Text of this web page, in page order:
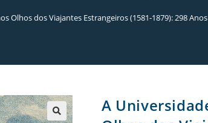
Olhos dos Viajantes Estrangeiros (1581-1879): 298
A